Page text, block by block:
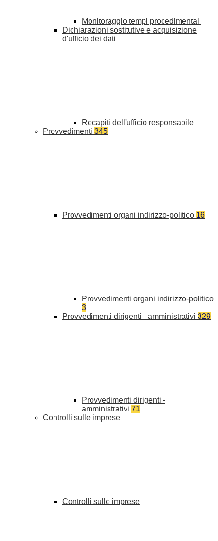
Monitoraggio tempi procedimentali
Dichiarazioni sostitutive e acquisizione
d'ufficio dei dati
Recapiti dell'ufficio responsabile
Provvedimenti 345
Provvedimenti organi indirizzo-politico 16
Provvedimenti organi indirizzo-politico
3
Provvedimenti dirigenti - amministrativi 329
Provvedimenti dirigenti -
amministrativi 71
Controlli sulle imprese
Controlli sulle imprese